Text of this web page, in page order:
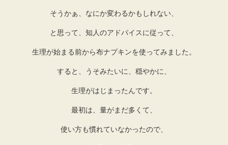
そうかぁ、なにか変わるかもしれない、
と思って、知人のアドバイスに従って、
生理が始まる前から布ナプキンを使ってみました。
すると、うそみたいに、穏やかに、
生理がはじまったんです。
最初は、量がまだ多くて、
使い方も慣れていなかったので、